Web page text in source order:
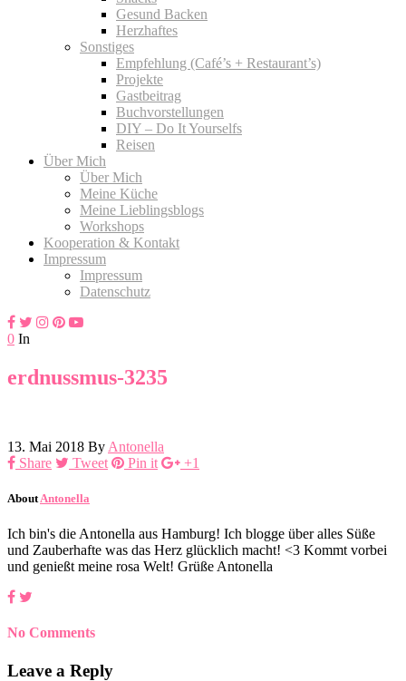
Gesund Backen
Herzhaftes
Sonstiges
Empfehlung (Café’s + Restaurant’s)
Projekte
Gastbeitrag
Buchvorstellungen
DIY – Do It Yourselfs
Reisen
Über Mich
Über Mich
Meine Küche
Meine Lieblingsblogs
Workshops
Kooperation & Kontakt
Impressum
Impressum
Datenschutz
0 In
erdnussmus-3235
13. Mai 2018 By Antonella
Share
Tweet Pin it +1
About Antonella
Ich bin's die Antonella aus Hamburg! Ich blogge über alles Süße
und Zauberhafte was das Herz glücklich macht! <3 Kommt vorbei
und genießt meine rosa Welt! Grüße Antonella
No Comments
Leave a Reply